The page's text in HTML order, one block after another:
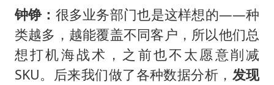
钟铮： 很多业务部门也是这样想的——种
类越多，越能覆盖不同客户，所以他们总
想打机海战术，之前也不太愿意削减
SKU。后来我们做了各种数据分析， 发现